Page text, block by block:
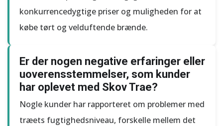
konkurrencedygtige priser og muligheden for at
købe tørt og velduftende brænde.
Er der nogen negative erfaringer eller
uoverensstemmelser, som kunder
har oplevet med Skov Trae?
Nogle kunder har rapporteret om problemer med
træets fugtighedsniveau, forskelle mellem det